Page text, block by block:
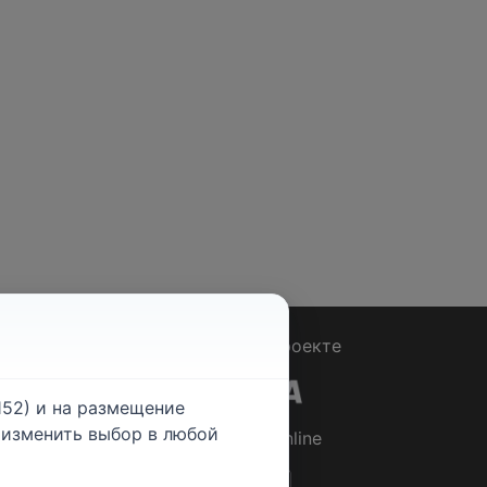
О проекте
© 2026Rabotniki.online
и на размещение
выбор в любой